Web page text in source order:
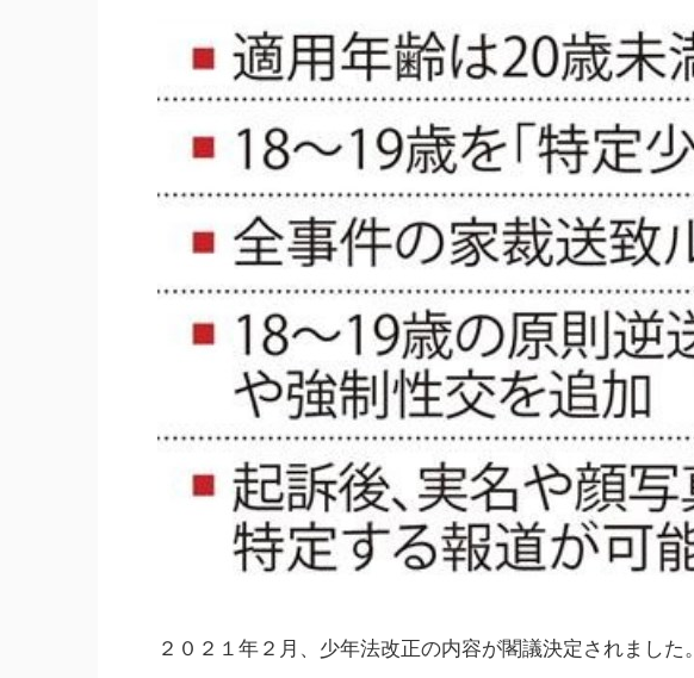
２０２１年２月、少年法改正の内容が閣議決定されました。